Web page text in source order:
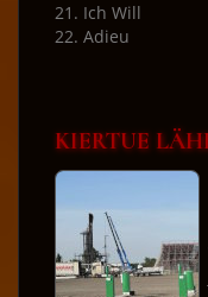
21. Ich Will
22. Adieu
KIERTUE